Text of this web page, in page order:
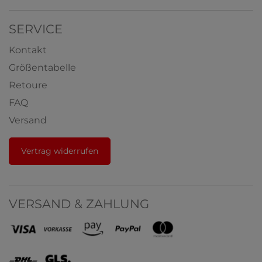
SERVICE
Kontakt
Größentabelle
Retoure
FAQ
Versand
Vertrag widerrufen
VERSAND & ZAHLUNG